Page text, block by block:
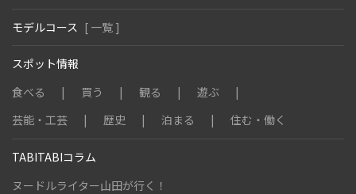
モデルコース [ 一覧 ]
スポット情報
食べる
買う 観る
遊ぶ
芸能・工芸
歴史 泊まる 住む・働く
TABITABIコラム
ヌードルライター山田が行く！